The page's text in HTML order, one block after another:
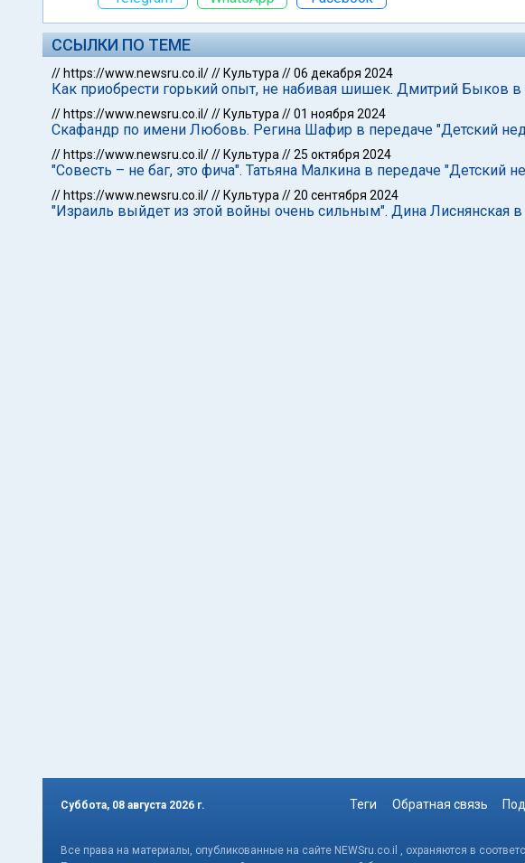
ССЫЛКИ ПО ТЕМЕ
// https://www.newsru.co.il/// Культура //06 декабря 2024
Как приобрести горький опыт, не набивая шишек. Дмитрий Быков в
// https://www.newsru.co.il/// Культура //01 ноября 2024
Скафандр по имени Любовь. Регина Шафир в передаче "Детский
// https://www.newsru.co.il/// Культура //25 октября 2024
"Совесть – не баг, это фича". Татьяна Малкина в передаче "Детский
// https://www.newsru.co.il/// Культура //20 сентября 2024
"Израиль выйдет из этой войны очень сильным". Дина Лиснянская
Суббота, 08 августа 2026 г. Теги Обратная связь
Все права на материалы, опубликованные на сайте NEWSru.co.il , охраняются в